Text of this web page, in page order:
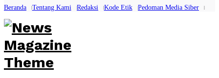
Beranda Tentang Kami Redaksi Kode Etik Pedoman Media Siber